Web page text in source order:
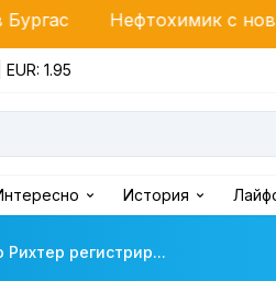
с нов трансфер и
1.95
История
регистрир...